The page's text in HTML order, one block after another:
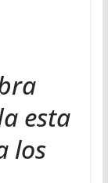
esta
los